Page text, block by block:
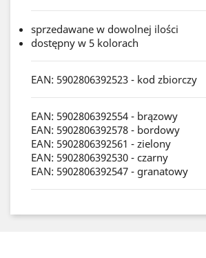
sprzedawane w dowolnej ilości
dostępny w 5 kolorach
EAN: 5902806392523 - kod zbiorczy
EAN: 5902806392554 - brązowy
EAN: 5902806392578 - bordowy
EAN: 5902806392561 - zielony
EAN: 5902806392530 - czarny
EAN: 5902806392547 - granatowy